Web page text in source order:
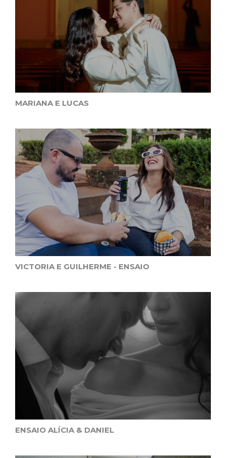
MARIANA E LUCAS
VICTORIA E GUILHERME - ENSAIO
ENSAIO ALÍCIA & DANIEL